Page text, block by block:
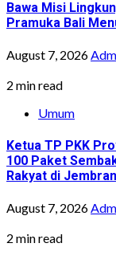
Bawa Misi
Pramuka Bali
August 7, 2026
2 min read
Umum
Ketua TP PKK
100 Paket
Rakyat di
August 7, 2026
2 min read